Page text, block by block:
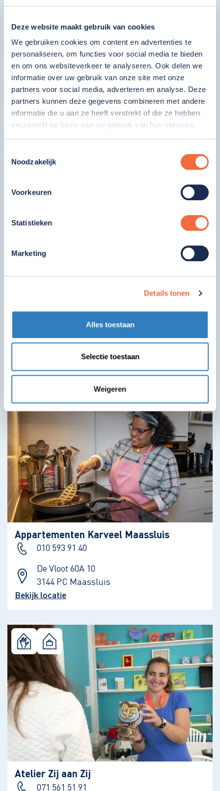
Deze website maakt gebruik van cookies
We gebruiken cookies om content en advertenties te
personaliseren, om functies voor social media te bieden
en om ons websiteverkeer te analyseren. Ook delen we
informatie over uw gebruik van onze site met onze
partners voor social media, adverteren en analyse. Deze
partners kunnen deze gegevens combineren met andere
informatie die u aan ze heeft verstrekt of die ze hebben
verzameld op basis van uw gebruik van hun services.
Noodzakelijk
Voorkeuren
Statistieken
Marketing
Details tonen
Alles toestaan
Selectie toestaan
Weigeren
Ambulante Dienst Waardenland
Volwassenen
078 632 36 44
Dubbeldamseweg Zuid 187
3312 KR Dordrecht
Bekijk locatie
Leidschendam en Lansingerland
Stadhoudersring 5
2713 GA Zoetermeer
Appartementen Karveel Maassluis
010 593 91 40
De Vloot 60A 10
3144 PC Maassluis
Bekijk locatie
Atelier Zij aan Zij
071 561 51 91